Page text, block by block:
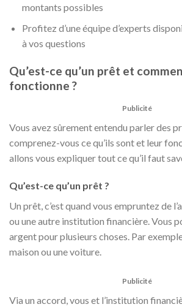
montants possibles
Profitez d’une équipe d’experts
à vos questions
Qu’est-ce qu’un prêt et
fonctionne ?
Publicité
Vous avez sûrement entendu parler des
comprenez-vous ce qu’ils sont et leur
allons vous expliquer tout ce qu’il faut
Qu’est-ce qu’un prêt ?
Un prêt, c’est quand vous empruntez de
ou une autre institution financière. Vous
argent pour plusieurs choses. Par
maison ou une voiture.
Publicité
Via un accord, vous et l’institution